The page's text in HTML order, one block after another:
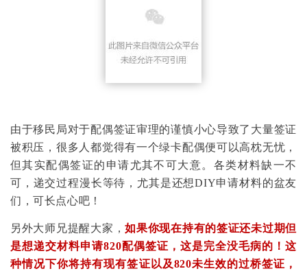
由于移民局对于配偶签证审理的谨慎小心导致了大量签证
被积压，很多人都觉得有一个绿卡配偶便可以高枕无忧，
但其实配偶签证的申请尤其不可大意。各类材料缺一不
可，递交过程漫长等待，尤其是还想DIY申请材料的盆友
们，可长点心吧！
另外大师兄提醒大家，如果你现在持有的签证还未过期但
是想递交材料申请820配偶签证，这是完全没毛病的！这
种情况下你将持有现有签证以及820未生效的过桥签证，